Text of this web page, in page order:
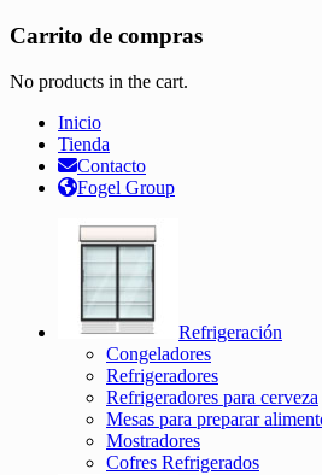
Carrito de compras
No products in the cart.
Inicio
Tienda
Contacto
Fogel Group
Refrigeración
Congeladores
Refrigeradores
Refrigeradores para cerveza
Mesas para preparar
Mostradores
Cofres Refrigerados